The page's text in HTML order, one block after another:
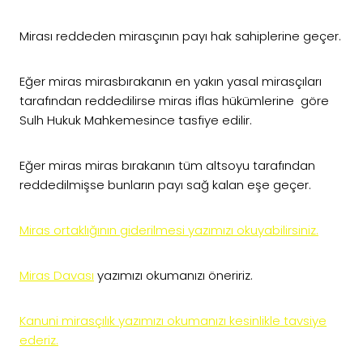
Mirası reddeden mirasçının payı hak sahiplerine geçer.
Eğer miras mirasbırakanın en yakın yasal mirasçıları
tarafından reddedilirse miras iflas hükümlerine göre
Sulh Hukuk Mahkemesince tasfiye edilir.
Eğer miras miras bırakanın tüm altsoyu tarafından
reddedilmişse bunların payı sağ kalan eşe geçer.
Miras ortaklığının giderilmesi yazımızı okuyabilirsiniz.
Miras Davası yazımızı okumanızı öneririz.
Kanuni mirasçılık yazımızı okumanızı kesinlikle tavsiye
ederiz.